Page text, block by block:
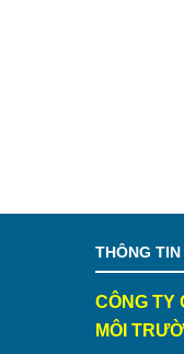
THÔNG
CÔNG TY
MÔI